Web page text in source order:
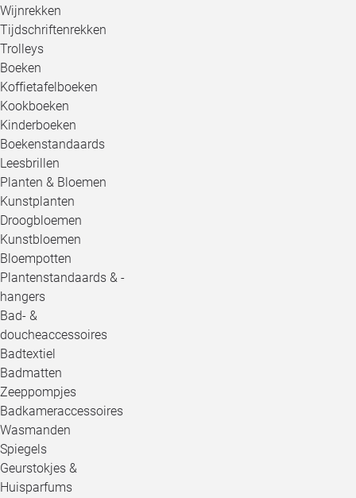
Wijnrekken
Tijdschriftenrekken
Trolleys
Boeken
Koffietafelboeken
Kookboeken
Kinderboeken
Boekenstandaards
Leesbrillen
Planten & Bloemen
Kunstplanten
Droogbloemen
Kunstbloemen
Bloempotten
Plantenstandaards & -
hangers
Bad- &
doucheaccessoires
Badtextiel
Badmatten
Zeeppompjes
Badkameraccessoires
Wasmanden
Spiegels
Geurstokjes &
Huisparfums